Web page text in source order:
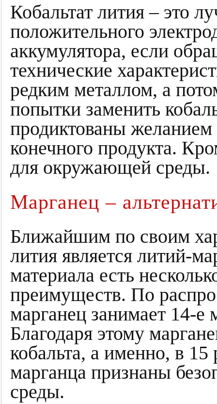
Кобальтат лития – это
положительного
аккумулятора, если
технические
редким металлом, а
попытки заменить
продиктованы
конечного продукта.
для окружающей среды.
Марганец –
Ближайшим по своим
лития является литий-
материала есть
преимуществ. По
марганец занимает 14-е
Благодаря этому
кобальта, а именно, в
марганца признаны
среды.